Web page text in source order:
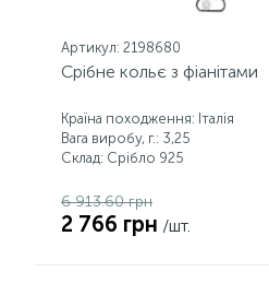
Артикул: 2198680
Срібне кольє з фіанітами
Країна походження: Італія
Вага виробу, г.: 3,25
Склад: Срібло 925
6 913.60 грн
2 766 грн /шт.